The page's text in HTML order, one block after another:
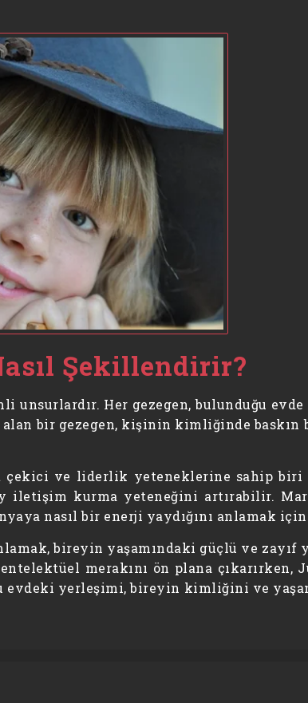
Şekillendirir?
Her gezegen, bulunduğu evde
bir gezegen, kişinin kimliğinde
çekici ve liderlik yeteneklerine sahip biri
kurma yeteneğini artırabilir.
nasıl bir enerji yaydığını anlamak
bireyin yaşamındaki güçlü ve zayıf
merakını ön plana
yerleşimi, bireyin kimliğini ve